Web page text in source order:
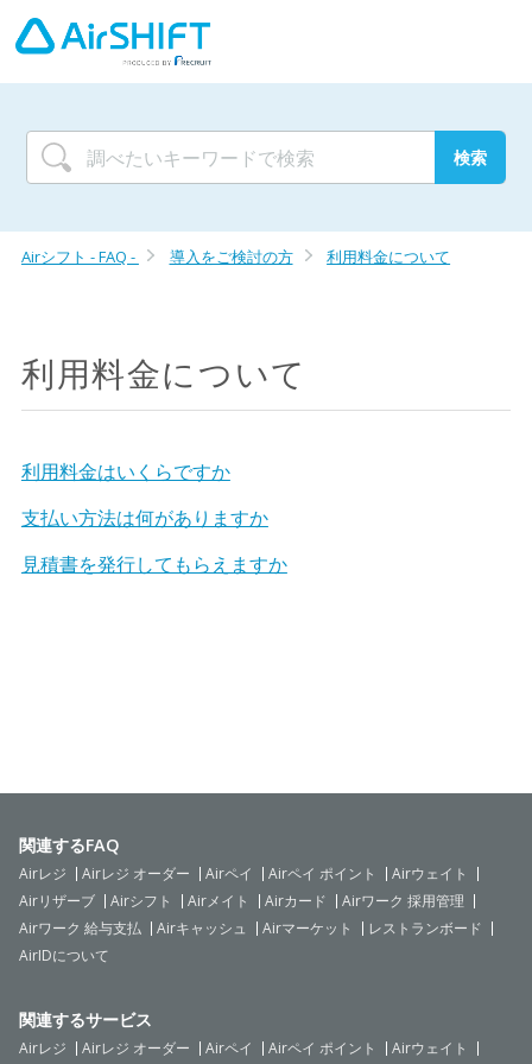
Airシフト - FAQ - 導入をご検討の方 利用料金について
利用料金について
利用料金はいくらですか
支払い方法は何がありますか
見積書を発行してもらえますか
関連するFAQ
Airレジ Airレジ オーダー Airペイ Airペイ ポイント
Airウェイト
Airリザーブ
Airシフト Airメイト Airカード
Airワーク 採用管理
Airワーク 給与支払
Airキャッシュ Airマーケット
レストランボード
AirIDについて
関連するサービス
Airレジ Airレジ オーダー Airペイ Airペイ ポイント Airウェイト